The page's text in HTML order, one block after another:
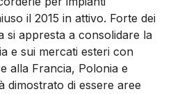
il 2015 in attivo. Forte dei
si appresta a consolidare la
e sui mercati esteri con
alla Francia, Polonia e
dimostrato di essere aree